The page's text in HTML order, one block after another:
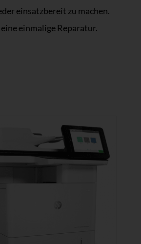
einsatzbereit zu machen.
einmalige Reparatur.